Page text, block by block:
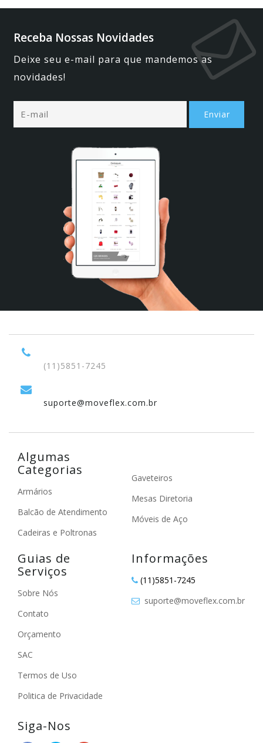
Receba Nossas Novidades
Deixe seu e-mail para que mandemos as
novidades!
(11)5851-7245
suporte@moveflex.com.br
Algumas
Categorias
Armários
Balcão de Atendimento
Cadeiras e Poltronas
Gaveteiros
Mesas Diretoria
Móveis de Aço
Guias de
Serviços
Sobre Nós
Contato
Orçamento
SAC
Termos de Uso
Politica de Privacidade
Informações
(11)5851-7245
suporte@moveflex.com.br
Siga-Nos